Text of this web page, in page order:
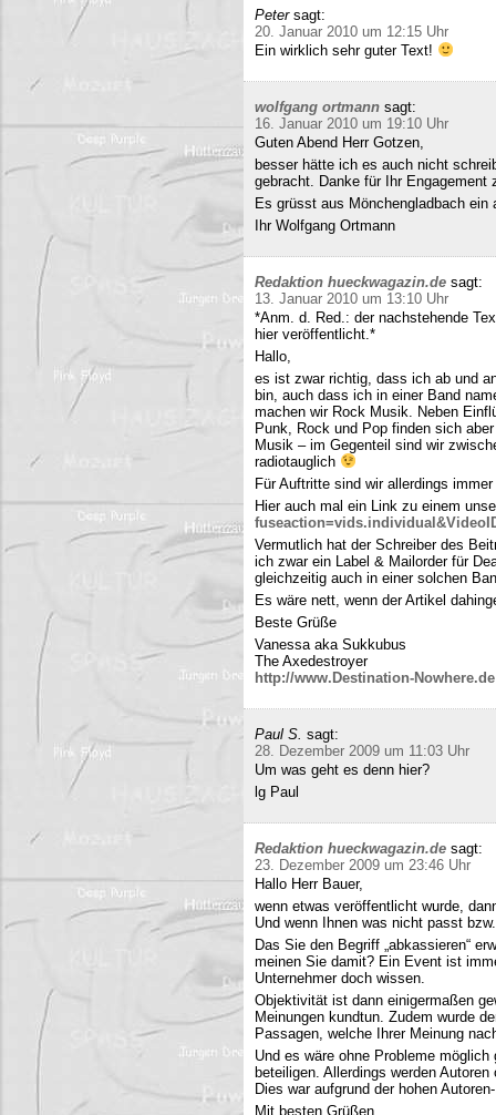
Peter sagt:
20. Januar 2010 um 12:15 Uhr
Ein wirklich sehr guter Text!
wolfgang ortmann sagt:
16. Januar 2010 um 19:10 Uhr
Guten Abend Herr Gotzen,
besser hätte ich es auch nicht
gebracht. Danke für Ihr Engagement
Es grüsst aus Mönchengladbach ein
Ihr Wolfgang Ortmann
Redaktion hueckwagazin.de sagt:
13. Januar 2010 um 13:10 Uhr
*Anm. d. Red.: der nachstehende
hier veröffentlicht.*
Hallo,
es ist zwar richtig, dass ich ab und
bin, auch dass ich in einer Band
machen wir Rock Musik. Neben
Punk, Rock und Pop finden sich
Musik – im Gegenteil sind wir
radiotauglich
Für Auftritte sind wir allerdings
Hier auch mal ein Link zu einem
Vermutlich hat der Schreiber des
ich zwar ein Label & Mailorder für
gleichzeitig auch in einer solchen
Es wäre nett, wenn der Artikel
Beste Grüße
Vanessa aka Sukkubus
The Axedestroyer
http://www.Destination-Nowhere.de
Paul S. sagt:
28. Dezember 2009 um 11:03 Uhr
Um was geht es denn hier?
lg Paul
Redaktion hueckwagazin.de sagt:
23. Dezember 2009 um 23:46 Uhr
Hallo Herr Bauer,
wenn etwas veröffentlicht wurde,
Und wenn Ihnen was nicht passt
Das Sie den Begriff „abkassieren“
meinen Sie damit? Ein Event ist
Unternehmer doch wissen.
Objektivität ist dann einigermaßen
Meinungen kundtun. Zudem wurde
Passagen, welche Ihrer Meinung
Und es wäre ohne Probleme
beteiligen. Allerdings werden
Dies war aufgrund der hohen
Mit besten Grüßen